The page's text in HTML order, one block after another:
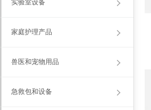
实验室设备
家庭护理产品
兽医和宠物用品
急救包和设备